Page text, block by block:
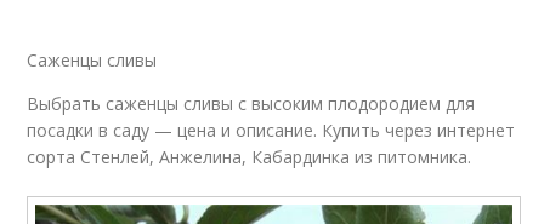
Саженцы сливы
Выбрать саженцы сливы с высоким плодородием для
посадки в саду — цена и описание. Купить через интернет
сорта Стенлей, Анжелина, Кабардинка из питомника.